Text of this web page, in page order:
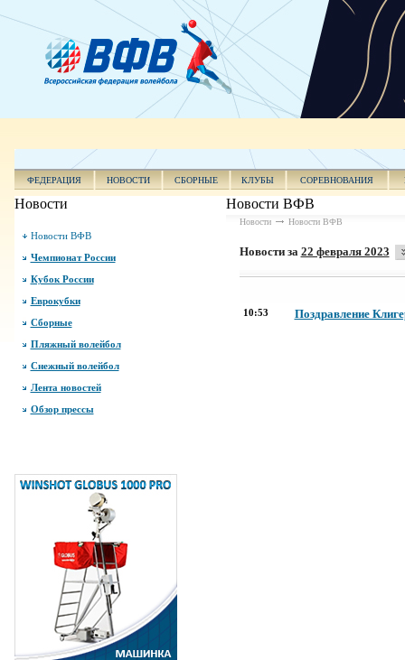
ФЕДЕРАЦИЯ НОВОСТИ СБОРНЫЕ КЛУБЫ СОРЕВНОВАНИЯ
Новости
Новости ВФВ
Чемпионат России
Кубок России
Еврокубки
Сборные
Пляжный волейбол
Снежный волейбол
Лента новостей
Обзор прессы
Новости ВФВ
Новости Новости ВФВ
Новости за 22 февраля 2023
10:53 Поздравление